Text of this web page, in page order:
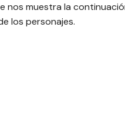
nos muestra la
los personajes.